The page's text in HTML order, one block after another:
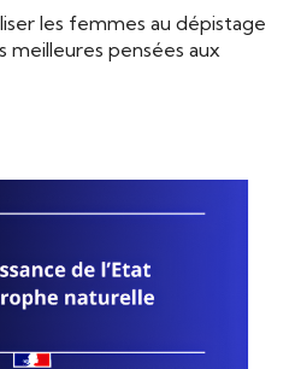
les femmes au dépistage
meilleures pensées aux